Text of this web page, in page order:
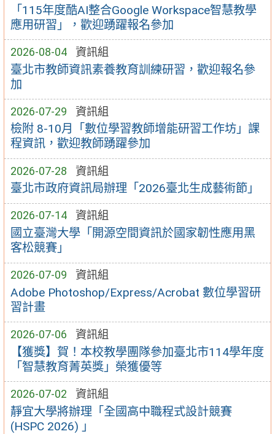
「115年度酷AI整合Google Workspace智慧教學
應用研習」，歡迎踴躍報名參加
2026-08-04 資訊組
臺北市教師資訊素養教育訓練研習，歡迎報名參
加
2026-07-29 資訊組
檢附 8-10月「數位學習教師增能研習工作坊」課
程資訊，歡迎教師踴躍參加
2026-07-28 資訊組
臺北市政府資訊局辦理「2026臺北生成藝術節」
2026-07-14 資訊組
國立臺灣大學「開源空間資訊於國家韌性應用黑
客松競賽」
2026-07-09 資訊組
Adobe Photoshop/Express/Acrobat 數位學習研
習計畫
2026-07-06 資訊組
【獲獎】賀！本校教學團隊參加臺北市114學年度
「智慧教育菁英獎」榮獲優等
2026-07-02 資訊組
靜宜大學將辦理「全國高中職程式設計競賽
(HSPC 2026) 」